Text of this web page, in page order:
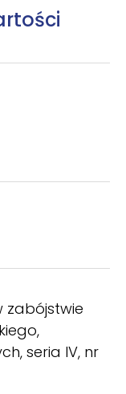
zabójstwie
seria IV, nr